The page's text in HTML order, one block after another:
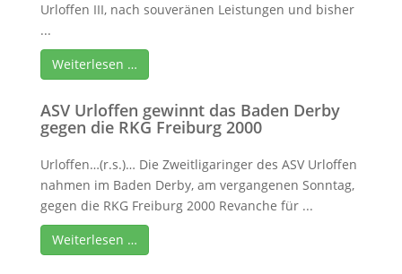
Urloffen III, nach souveränen Leistungen und bisher
...
Weiterlesen …
ASV Urloffen gewinnt das Baden Derby
gegen die RKG Freiburg 2000
Urloffen…(r.s.)… Die Zweitligaringer des ASV Urloffen
nahmen im Baden Derby, am vergangenen Sonntag,
gegen die RKG Freiburg 2000 Revanche für ...
Weiterlesen …